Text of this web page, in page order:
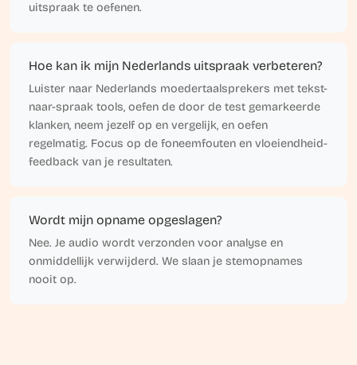
uitspraak te oefenen.
Hoe kan ik mijn Nederlands uitspraak verbeteren?
Luister naar Nederlands moedertaalsprekers met tekst-
naar-spraak tools, oefen de door de test gemarkeerde
klanken, neem jezelf op en vergelijk, en oefen
regelmatig. Focus op de foneemfouten en vloeiendheid-
feedback van je resultaten.
Wordt mijn opname opgeslagen?
Nee. Je audio wordt verzonden voor analyse en
onmiddellijk verwijderd. We slaan je stemopnames
nooit op.